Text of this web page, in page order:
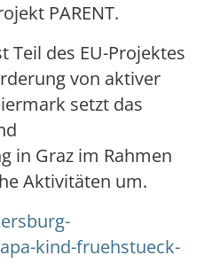
PARENT.
Teil des EU-Projektes
von aktiver
setzt das
in Graz im Rahmen
Aktivitäten um.
kind-fruehstueck-